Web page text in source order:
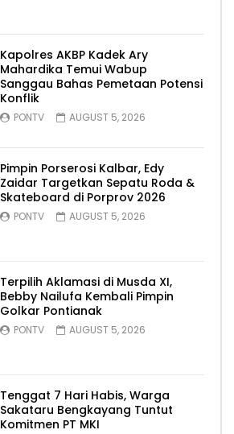
Kapolres AKBP Kadek Ary
Mahardika Temui Wabup
Sanggau Bahas Pemetaan Potensi
Konflik
PONTV AUGUST 5, 2026
Pimpin Porserosi Kalbar, Edy
Zaidar Targetkan Sepatu Roda &
Skateboard di Porprov 2026
PONTV AUGUST 5, 2026
Terpilih Aklamasi di Musda XI,
Bebby Nailufa Kembali Pimpin
Golkar Pontianak
PONTV AUGUST 5, 2026
Tenggat 7 Hari Habis, Warga
Sakataru Bengkayang Tuntut
Komitmen PT MKI